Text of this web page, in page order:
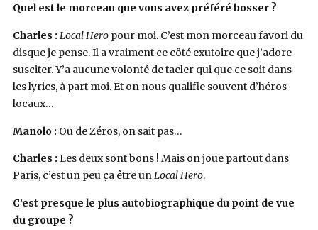
Quel est le morceau que vous avez préféré bosser ?
Charles : Local Heropour moi. C’est mon morceau favori du
disque je pense. Il a vraiment ce côté exutoire que j’adore
susciter. Y’a aucune volonté de tacler qui que ce soit dans
les lyrics, à part moi. Et on nous qualifie souvent d’héros
locaux…
Manolo : Ou de Zéros, on sait pas…
Charles : Les deux sont bons ! Mais on joue partout dans
Paris, c’est un peu ça être unLocal Hero.
C’est presque le plus autobiographique du point de vue
du groupe ?